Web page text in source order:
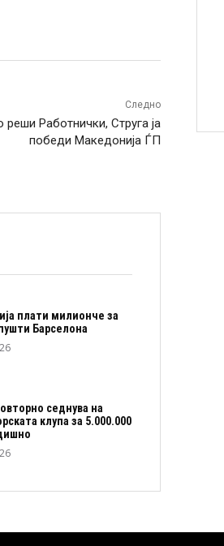
Следно
Работнички, Струга ја
победи Македонија ЃП
плати милионче за
Барселона
седнува на
клупа за 5.000.000